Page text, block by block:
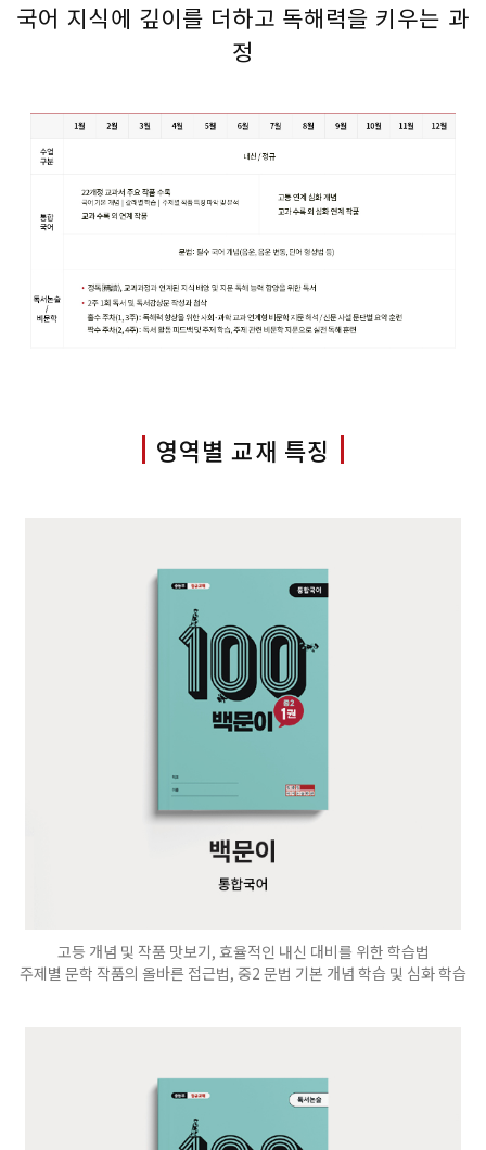
국어 지식에 깊이를 더하고 독해력을 키우는 과
정
영역별 교재 특징
고등 개념 및 작품 맛보기, 효율적인 내신 대비를 위한 학습법
주제별 문학 작품의 올바른 접근법, 중2 문법 기본 개념 학습 및 심화 학습